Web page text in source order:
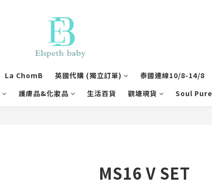
La ChomB 英國代購 (獨立訂單) 泰國連線10/8-14/8
護膚品&化妝品 生活百貨 觀塘現貨 Soul Pure
MS16 V SET